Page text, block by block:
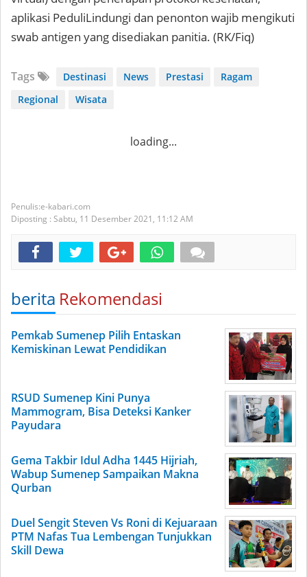
aplikasi PeduliLindungi dan penonton wajib mengikuti
swab antigen yang disediakan panitia. (RK/Fiq)
Tags Destinasi News Prestasi
Ragam
Regional
Wisata
loading...
e-kabari.com
Diposting : Sabtu, 11 Desember 2021, 11:12 AM
berita Rekomendasi
Pemkab Sumenep Pilih Entaskan
Kemiskinan Lewat Pendidikan
RSUD Sumenep Kini Punya
Mammogram, Bisa Deteksi Kanker
Payudara
Gema Takbir Idul Adha 1445 Hijriah,
Wabup Sumenep Sampaikan Makna
Qurban
Duel Sengit Steven Vs Roni di Kejuaraan
PTM Nafas Tua Lembengan Tunjukkan
Skill Dewa